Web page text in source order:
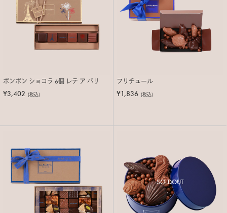
ボンボン ショコラ 6個 レテ ア パリ
¥3,402 (税込)
フリチュール
¥1,836 (税込)
SOLDOUT